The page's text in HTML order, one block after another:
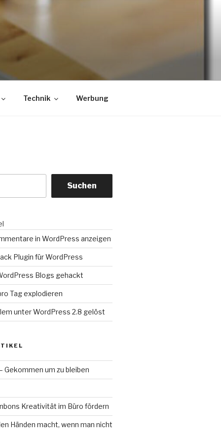
Technik Werbung
Suchen
in WordPress anzeigen
Plugin für WordPress
Blogs gehackt
Tag explodieren
unter WordPress 2.8 gelöst
Gekommen um zu bleiben
Kreativität im Büro fördern
Händen macht, wenn man nicht